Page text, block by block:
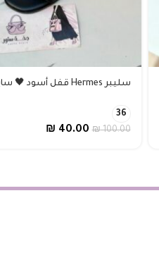
سليبر Hermes قفل أسود 🖤 سايز ٣٦ فقط
36
₪100.00
₪ 40.00